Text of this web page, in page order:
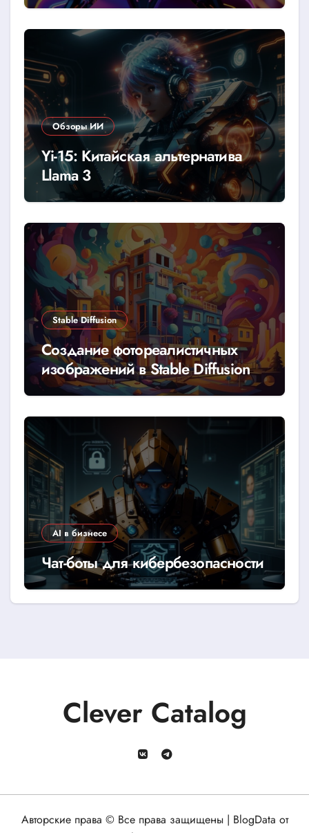
Обзоры ИИ
Yi-15: Китайская альтернатива
Llama 3
Stable Diffusion
Создание фотореалистичных
изображений в Stable Diffusion
AI в бизнесе
Чат-боты для кибербезопасности
Clever Catalog
Авторские права © Все права защищены | BlogData от